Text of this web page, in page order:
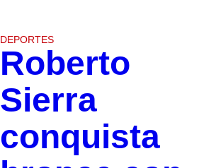
DEPORTES
Roberto
Sierra
conquista